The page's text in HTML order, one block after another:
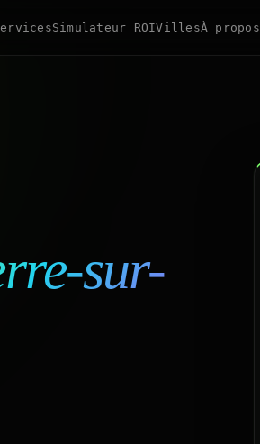
Simulateur ROIVillesÀ propos
sur-